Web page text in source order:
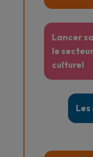
Lancer
le
culturel